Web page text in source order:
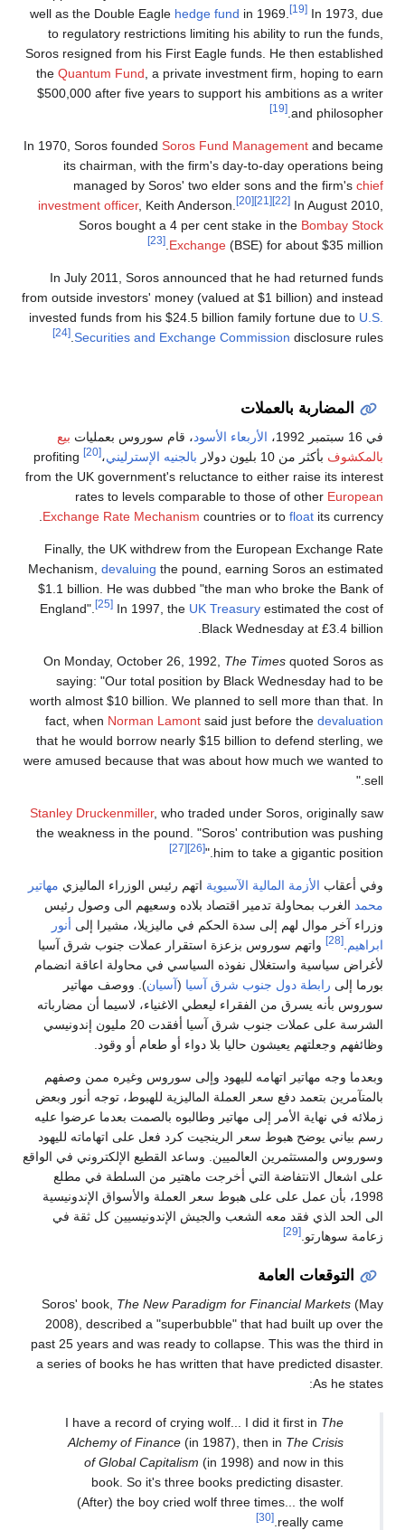
well as the Double Eagle hedge fund in 1969. [19] In 1973, due
to regulatory restrictions limiting his ability to run the funds,
Soros resigned from his First Eagle funds. He then established
the Quantum Fund , a private investment firm, hoping to earn
$500,000 after five years to support his ambitions as a writer
and philosopher.
[19]
In 1970, Soros founded Soros Fund Management and became
its chairman, with the firm's day-to-day operations being
managed by Soros' two elder sons and the firm's chief
investment officer, Keith Anderson. [20] [21] [22] In August 2010,
Soros bought a 4 per cent stake in the Bombay Stock
Exchange (BSE) for about $35 million.
[23]
In July 2011, Soros announced that he had returned funds
from outside investors' money (valued at $1 billion) and instead
invested funds from his $24.5 billion family fortune due to U.S.
Securities and Exchange Commission disclosure rules.
[24]
المضاربة بالعملات
في 16 سبتمبر 1992، الأربعاء الأسود، قام سوروس بعمليات بيع
بالمكشوف بأكثر من 10 بليون دولار بالجنيه الإسترليني،[20]
profiting
from the UK government's reluctance to either raise its interest
rates to levels comparable to those of other European
Exchange Rate Mechanism countries or to float its currency.
Finally, the UK withdrew from the European Exchange Rate
Mechanism, devaluing the pound, earning Soros an estimated
$1.1 billion. He was dubbed "the man who broke the Bank of
England".
[25] In 1997, the UK Treasury estimated the cost of
Black Wednesday at £3.4 billion.
On Monday, October 26, 1992, The Times quoted Soros as
saying: "Our total position by Black Wednesday had to be
worth almost $10 billion. We planned to sell more than that. In
fact, when Norman Lamont said just before the devaluation
that he would borrow nearly $15 billion to defend sterling, we
were amused because that was about how much we wanted to
sell."
Stanley Druckenmiller, who traded under Soros, originally saw
the weakness in the pound. "Soros' contribution was pushing
him to take a gigantic position."
[26]
[27]
وفي أعقاب الأزمة المالية الآسيوية اتهم رئيس الوزراء الماليزي مهاتير
محمد الغرب بمحاولة تدمير اقتصاد بلاده وسعيهم الى وصول رئيس
وزراء آخر موال لهم إلى سدة الحكم في ماليزيلا، مشيرا إلى أنور
ابراهيم.
[28]
واتهم سوروس بزعزة استقرار عملات جنوب شرق آسيا
لأغراض سياسية واستغلال نفوذه السياسي في محاولة اعاقة انضمام
بورما إلى رابطة دول جنوب شرق آسيا (آسيان). ووصف مهاتير
سوروس بأنه يسرق من الفقراء ليعطي الاغنياء، لاسيما أن مضارباته
الشرسة على عملات جنوب شرق آسيا أفقدت 20 مليون إندونيسي
وظائفهم وجعلتهم يعيشون حاليا بلا دواء أو طعام أو وقود.
وبعدما وجه مهاتير اتهامه لليهود وإلى سوروس وغيره ممن وصفهم
بالمتآمرين بتعمد دفع سعر العملة الماليزية للهبوط، توجه أنور وبعض
زملائه في نهاية الأمر إلى مهاتير وطالبوه بالصمت بعدما عرضوا عليه
رسم بياني يوضح هبوط سعر الرينجيت كرد فعل على اتهاماته لليهود
وسوروس والمستثمرين العالميين. وساعد القطيع الإلكتروني في الواقع
على اشعال الانتفاضة التي أخرجت ماهتير من السلطة في مطلع
1998، بأن عمل على على هبوط سعر العملة والأسواق الإندونيسية
الى الحد الذي فقد معه الشعب والجيش الإندونيسيين كل ثقة في
زعامة سوهارتو.[29]
التوقعات العامة
Soros' book, The New Paradigm for Financial Markets (May
2008), described a "superbubble" that had built up over the
past 25 years and was ready to collapse. This was the third in
a series of books he has written that have predicted disaster.
As he states:
I have a record of crying wolf... I did it first in The
Alchemy of Finance (in 1987), then in The Crisis
of Global Capitalism (in 1998) and now in this
book. So it's three books predicting disaster.
(After) the boy cried wolf three times... the wolf
really came.
[30]